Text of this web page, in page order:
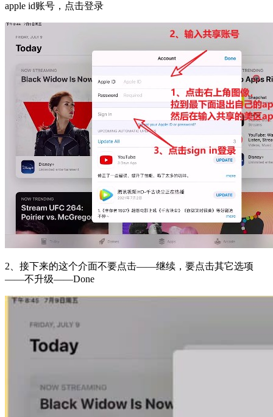
apple id账号，点击登录
2、接下来的这个介面不要点击——继续，要点击其它选项
——不升级——Done